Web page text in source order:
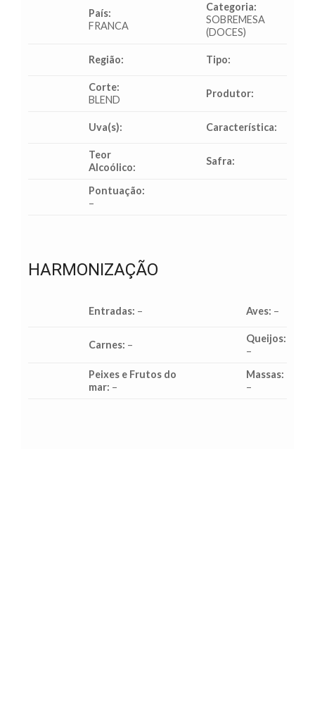
País:
FRANCA
Categoria:
SOBREMESA
(DOCES)
Região: Tipo:
Corte:
BLEND
Produtor:
Uva(s): Característica:
Teor
Alcoólico:
Safra:
Pontuação:
–
HARMONIZAÇÃO
Entradas: – Aves: –
Carnes: –
Queijos:
–
Peixes e Frutos do
mar: –
Massas:
–